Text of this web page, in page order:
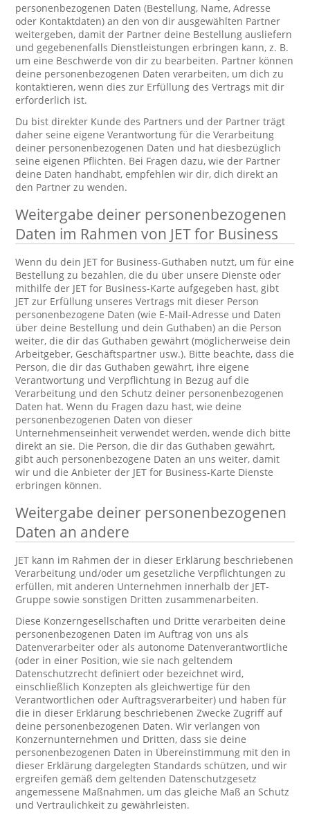
personenbezogenen Daten (Bestellung, Name, Adresse
oder Kontaktdaten) an den von dir ausgewählten Partner
weitergeben, damit der Partner deine Bestellung ausliefern
und gegebenenfalls Dienstleistungen erbringen kann, z. B.
um eine Beschwerde von dir zu bearbeiten. Partner können
deine personenbezogenen Daten verarbeiten, um dich zu
kontaktieren, wenn dies zur Erfüllung des Vertrags mit dir
erforderlich ist.
Du bist direkter Kunde des Partners und der Partner trägt
daher seine eigene Verantwortung für die Verarbeitung
deiner personenbezogenen Daten und hat diesbezüglich
seine eigenen Pflichten. Bei Fragen dazu, wie der Partner
deine Daten handhabt, empfehlen wir dir, dich direkt an
den Partner zu wenden.
Weitergabe deiner personenbezogenen
Daten im Rahmen von JET for Business
Wenn du dein JET for Business-Guthaben nutzt, um für eine
Bestellung zu bezahlen, die du über unsere Dienste oder
mithilfe der JET for Business-Karte aufgegeben hast, gibt
JET zur Erfüllung unseres Vertrags mit dieser Person
personenbezogene Daten (wie E-Mail-Adresse und Daten
über deine Bestellung und dein Guthaben) an die Person
weiter, die dir das Guthaben gewährt (möglicherweise dein
Arbeitgeber, Geschäftspartner usw.). Bitte beachte, dass die
Person, die dir das Guthaben gewährt, ihre eigene
Verantwortung und Verpflichtung in Bezug auf die
Verarbeitung und den Schutz deiner personenbezogenen
Daten hat. Wenn du Fragen dazu hast, wie deine
personenbezogenen Daten von dieser
Unternehmenseinheit verwendet werden, wende dich bitte
direkt an sie. Die Person, die dir das Guthaben gewährt,
gibt auch personenbezogene Daten an uns weiter, damit
wir und die Anbieter der JET for Business-Karte Dienste
erbringen können.
Weitergabe deiner personenbezogenen
Daten an andere
JET kann im Rahmen der in dieser Erklärung beschriebenen
Verarbeitung und/oder um gesetzliche Verpflichtungen zu
erfüllen, mit anderen Unternehmen innerhalb der JET-
Gruppe sowie sonstigen Dritten zusammenarbeiten.
Diese Konzerngesellschaften und Dritte verarbeiten deine
personenbezogenen Daten im Auftrag von uns als
Datenverarbeiter oder als autonome Datenverantwortliche
(oder in einer Position, wie sie nach geltendem
Datenschutzrecht definiert oder bezeichnet wird,
einschließlich Konzepten als gleichwertige für den
Verantwortlichen oder Auftragsverarbeiter) und haben für
die in dieser Erklärung beschriebenen Zwecke Zugriff auf
deine personenbezogenen Daten. Wir verlangen von
Konzernunternehmen und Dritten, dass sie deine
personenbezogenen Daten in Übereinstimmung mit den in
dieser Erklärung dargelegten Standards schützen, und wir
ergreifen gemäß dem geltenden Datenschutzgesetz
angemessene Maßnahmen, um das gleiche Maß an Schutz
und Vertraulichkeit zu gewährleisten.